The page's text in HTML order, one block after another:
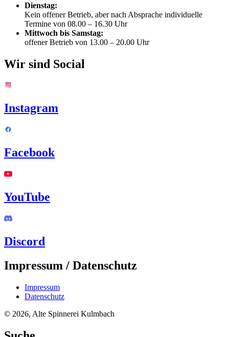
Dienstag:
Kein offener Betrieb, aber nach Absprache individuelle
Termine von 08.00 – 16.30 Uhr
Mittwoch bis Samstag:
offener Betrieb von 13.00 – 20.00 Uhr
Wir sind Social
Instagram
Facebook
YouTube
Discord
Impressum / Datenschutz
Impressum
Datenschutz
© 2026, Alte Spinnerei Kulmbach